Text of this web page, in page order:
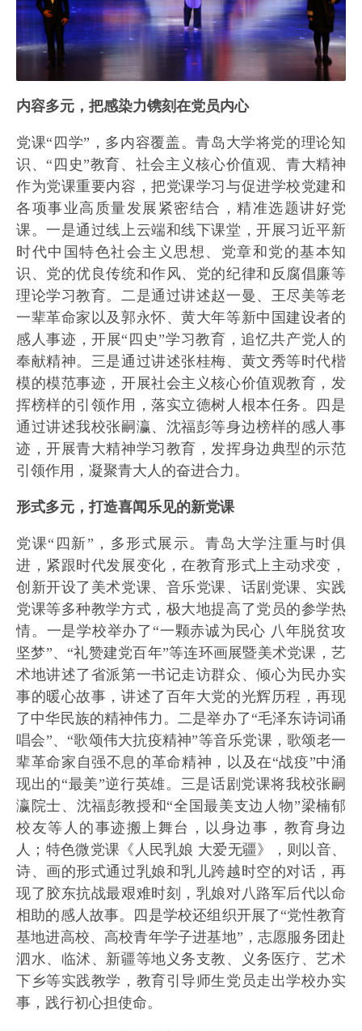
内容多元，把感染力镌刻在党员内心
党课“四学”，多内容覆盖。青岛大学将党的理论知
识、“四史”教育、社会主义核心价值观、青大精神
作为党课重要内容，把党课学习与促进学校党建和
各项事业高质量发展紧密结合，精准选题讲好党
课。一是通过线上云端和线下课堂，开展习近平新
时代中国特色社会主义思想、党章和党的基本知
识、党的优良传统和作风、党的纪律和反腐倡廉等
理论学习教育。二是通过讲述赵一曼、王尽美等老
一辈革命家以及郭永怀、黄大年等新中国建设者的
感人事迹，开展“四史”学习教育，追忆共产党人的
奉献精神。三是通过讲述张桂梅、黄文秀等时代楷
模的模范事迹，开展社会主义核心价值观教育，发
挥榜样的引领作用，落实立德树人根本任务。四是
通过讲述我校张嗣瀛、沈福彭等身边榜样的感人事
迹，开展青大精神学习教育，发挥身边典型的示范
引领作用，凝聚青大人的奋进合力。
形式多元，打造喜闻乐见的新党课
党课“四新”，多形式展示。青岛大学注重与时俱
进，紧跟时代发展变化，在教育形式上主动求变，
创新开设了美术党课、音乐党课、话剧党课、实践
党课等多种教学方式，极大地提高了党员的参学热
情。一是学校举办了“一颗赤诚为民心 八年脱贫攻
坚梦”、“礼赞建党百年”等连环画展暨美术党课，艺
术地讲述了省派第一书记走访群众、倾心为民办实
事的暖心故事，讲述了百年大党的光辉历程，再现
了中华民族的精神伟力。二是举办了“毛泽东诗词诵
唱会”、“歌颂伟大抗疫精神”等音乐党课，歌颂老一
辈革命家自强不息的革命精神，以及在“战疫”中涌
现出的“最美”逆行英雄。三是话剧党课将我校张嗣
瀛院士、沈福彭教授和“全国最美支边人物”梁楠郁
校友等人的事迹搬上舞台，以身边事，教育身边
人；特色微党课《人民乳娘 大爱无疆》，则以音、
诗、画的形式通过乳娘和乳儿跨越时空的对话，再
现了胶东抗战最艰难时刻，乳娘对八路军后代以命
相助的感人故事。四是学校还组织开展了“党性教育
基地进高校、高校青年学子进基地”，志愿服务团赴
泗水、临沭、新疆等地义务支教、义务医疗、艺术
下乡等实践教学，教育引导师生党员走出学校办实
事，践行初心担使命。